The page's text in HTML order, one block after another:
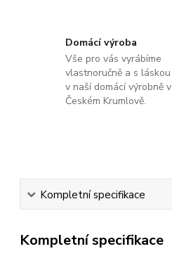
Domácí výroba
Vše pro vás vyrábíme
vlastnoručně a s láskou
v naší domácí výrobně v
Českém Krumlově.
Kompletní specifikace
Kompletní specifikace